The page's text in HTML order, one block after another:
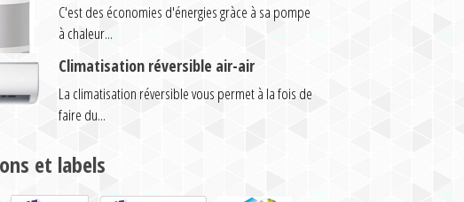
C'est des économies d'énergies gràce à sa pompe
à chaleur...
Climatisation réversible air-air
La climatisation réversible vous permet à la fois de
faire du...
et labels